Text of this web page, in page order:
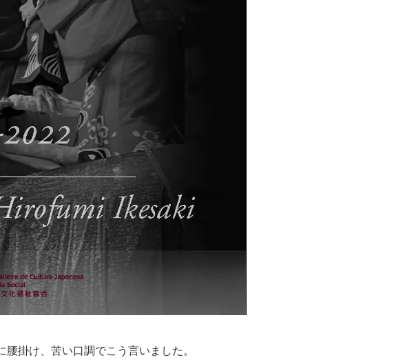
掛け、苦い口調でこう言いました。